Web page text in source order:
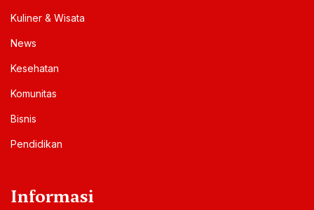
Kuliner & Wisata
News
Kesehatan
Komunitas
Bisnis
Pendidikan
Informasi